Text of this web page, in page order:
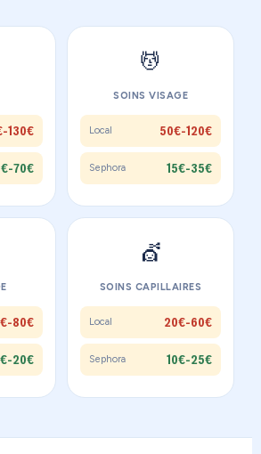
130€
70€
💆
SOINS VISAGE
Local 50€-120€
Sephora 15€-35€
80€
20€
💇
SOINS CAPILLAIRES
Local 20€-60€
Sephora 10€-25€